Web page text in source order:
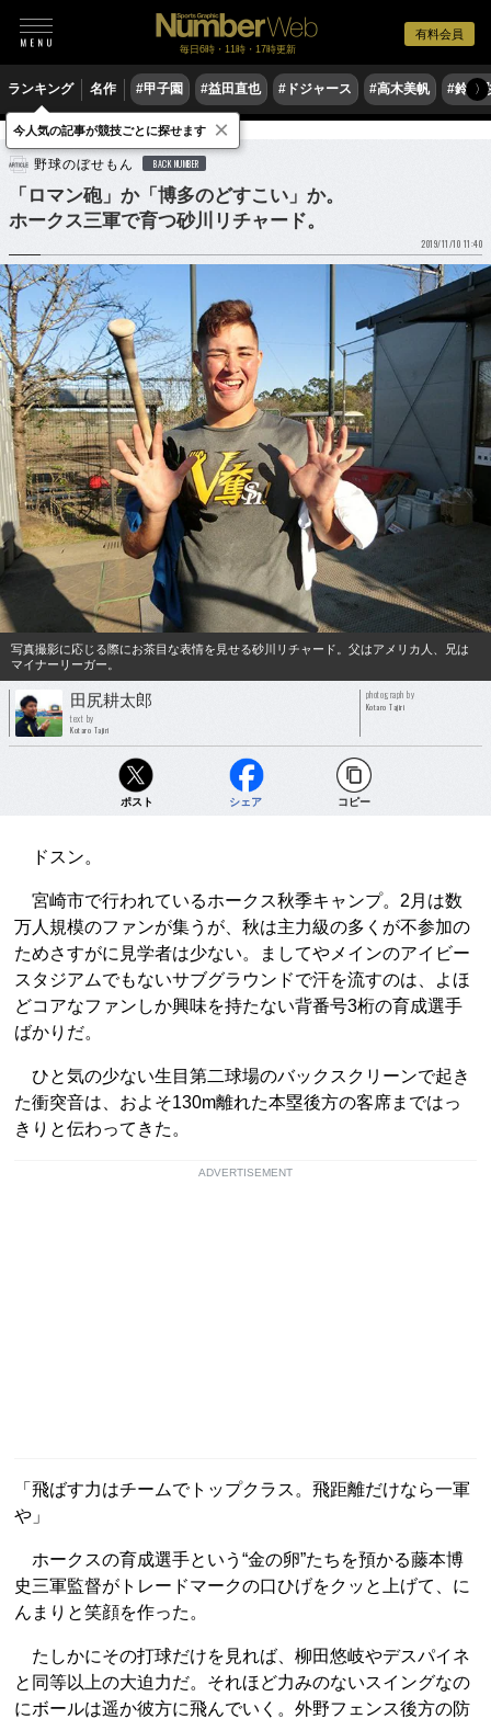
有料会員
毎日6時・11時・17時更新
ランキング 名作 #甲子園 #益田直也 #ドジャース #高木美帆 #鈴木
〉
野球 プロ野球
野球のぼせもん BACK NUMBER
「ロマン砲」か「博多のどすこい」か。
ホークス三軍で育つ砂川リチャード。
2019/11/10 11:40
写真撮影に応じる際にお茶目な表情を見せる砂川リチャード。父はアメリカ人、兄は
マイナーリーガー。
田尻耕太郎
text by
Kotaro Tajiri
photograph by
Kotaro Tajiri
ポスト シェア コピー
ドスン。
宮崎市で行われているホークス秋季キャンプ。2月は数
万人規模のファンが集うが、秋は主力級の多くが不参加の
ためさすがに見学者は少ない。ましてやメインのアイビー
スタジアムでもないサブグラウンドで汗を流すのは、よほ
どコアなファンしか興味を持たない背番号3桁の育成選手
ばかりだ。
ひと気の少ない生目第二球場のバックスクリーンで起き
た衝突音は、およそ130m離れた本塁後方の客席まではっ
きりと伝わってきた。
ADVERTISEMENT
「飛ばす力はチームでトップクラス。飛距離だけなら一軍
や」
ホークスの育成選手という“金の卵”たちを預かる藤本博
史三軍監督がトレードマークの口ひげをクッと上げて、に
んまりと笑顔を作った。
たしかにその打球だけを見れば、柳田悠岐やデスパイネ
と同等以上の大迫力だ。それほど力みのないスイングなの
にボールは遥か彼方に飛んでいく。外野フェンス後方の防
今人気の記事が競技ごとに探せます ×